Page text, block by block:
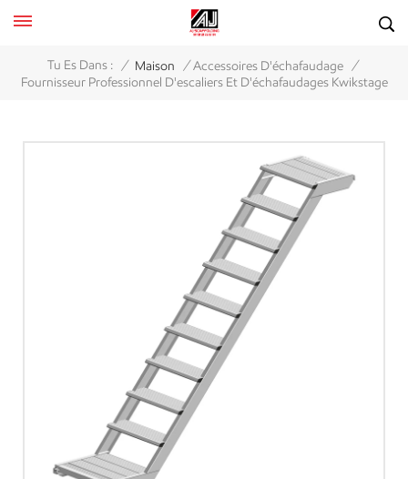
Tu Es Dans : / Maison / Accessoires D'échafaudage /
Fournisseur Professionnel D'escaliers Et D'échafaudages Kwikstage